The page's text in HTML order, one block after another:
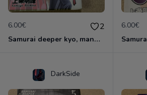
6.00€ 2
Samurai deeper kyo, manga double volume 1 et 2
6.00€
DarkSide